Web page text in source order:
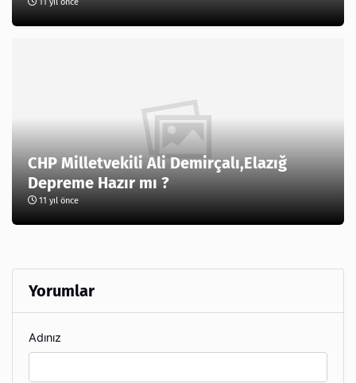
CHP Milletvekili Ali Demirçalı,Elazığ
Depreme Hazır mı ?
11 yıl önce
Yorumlar
Adınız